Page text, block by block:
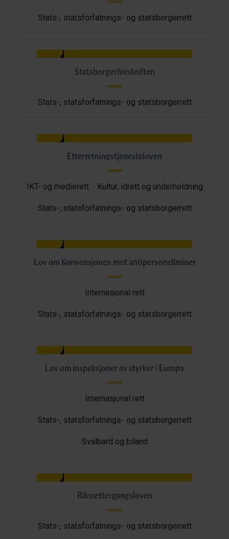
Stats-, statsforfatnings- og statsborgerrett
Statsborgerforskriften
Stats-, statsforfatnings- og statsborgerrett
Etterretningstjenesteloven
IKT- og medierett Kultur, idrett og underholdning
Stats-, statsforfatnings- og statsborgerrett
Lov om Konvensjonen mot antipersonellminer
Internasjonal rett
Stats-, statsforfatnings- og statsborgerrett
Lov om inspeksjoner av styrker i Europa
Internasjonal rett
Stats-, statsforfatnings- og statsborgerrett
Svalbard og biland
Riksrettergangsloven
Stats-, statsforfatnings- og statsborgerrett